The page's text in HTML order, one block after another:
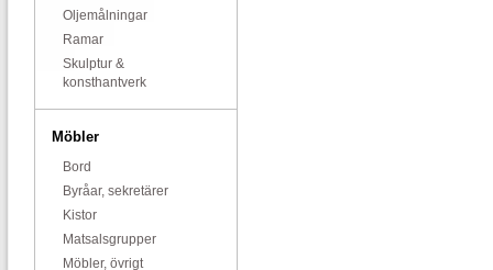
Oljemålningar
Ramar
Skulptur &
konsthantverk
Möbler
Bord
Byråar, sekretärer
Kistor
Matsalsgrupper
Möbler, övrigt